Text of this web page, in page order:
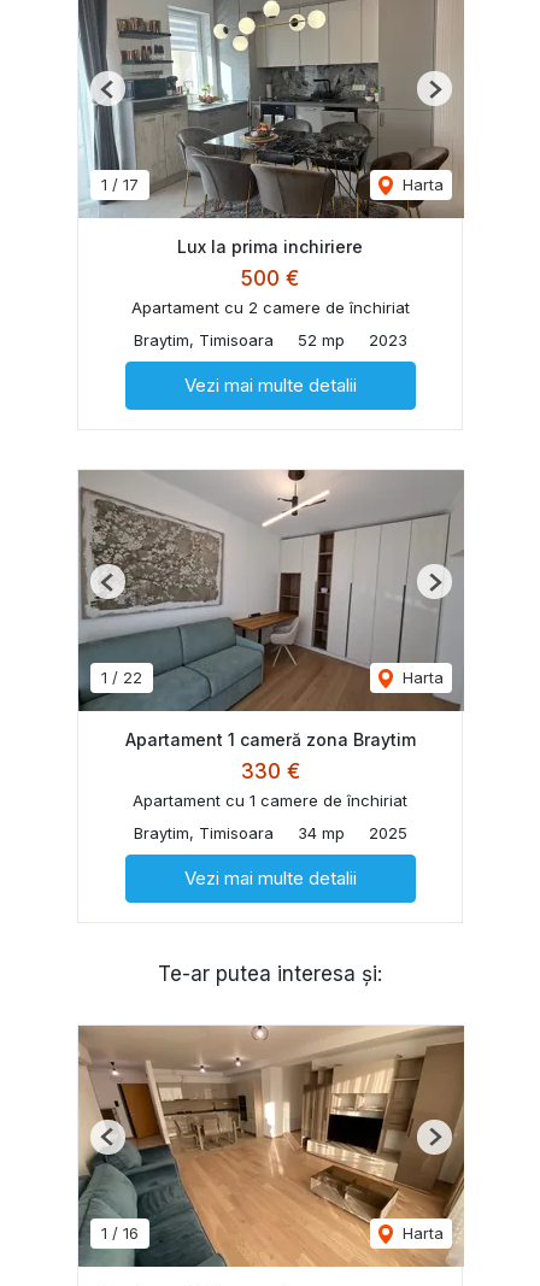
1 / 17 Harta
Previous Next
Lux la prima inchiriere
500 €
Apartament cu 2 camere de închiriat
Braytim, Timisoara
52 mp 2023
Vezi mai multe detalii
1 / 22 Harta
Previous Next
Apartament 1 cameră zona Braytim
330 €
Apartament cu 1 camere de închiriat
Braytim, Timisoara
34 mp 2025
Vezi mai multe detalii
Te-ar putea interesa și:
1 / 16 Harta
Previous Next